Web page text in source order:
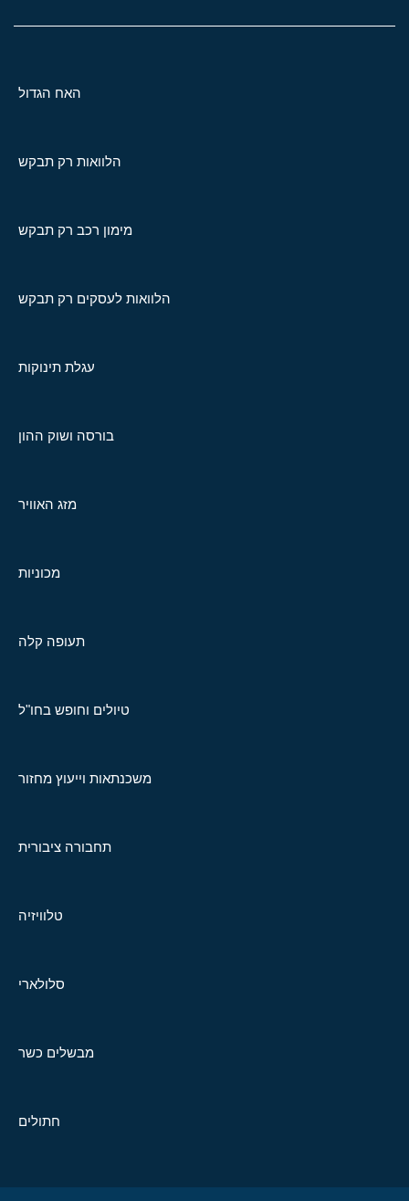
האח הגדול
הלוואות רק תבקש
מימון רכב רק תבקש
הלוואות לעסקים רק תבקש
עגלת תינוקות
בורסה ושוק ההון
מזג האוויר
מכוניות
תעופה קלה
טיולים וחופש בחו"ל
משכנתאות וייעוץ מחזור
תחבורה ציבורית
טלוויזיה
סלולארי
מבשלים כשר
חתולים